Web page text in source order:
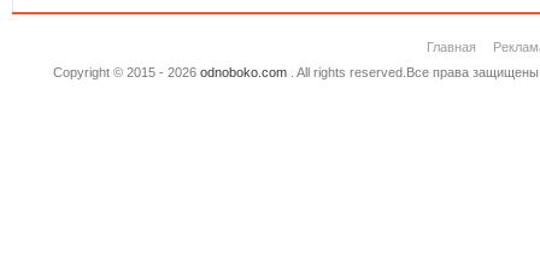
Главная
Copyright © 2015 - 2026 odnoboko.com. All rights reserved.Все права защищены.